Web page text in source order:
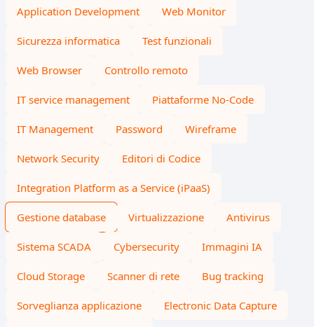
Application Development Web Monitor
Sicurezza informatica Test funzionali
Web Browser Controllo remoto
IT service management Piattaforme No-Code
IT Management Password Wireframe
Network Security Editori di Codice
Integration Platform as a Service (iPaaS)
Gestione database Virtualizzazione Antivirus
Sistema SCADA Cybersecurity Immagini IA
Cloud Storage Scanner di rete Bug tracking
Sorveglianza applicazione Electronic Data Capture